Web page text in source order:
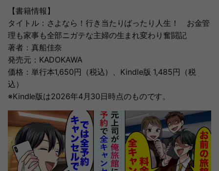
【書籍情報】
タイトル：さよなら！行き当たりばったり人生！ お金管
理も家事も全部ニガテな主婦の生まれ変わり奮闘記
著者：真船佳奈
発売元：KADOKAWA
価格：単行本1,650円（税込）、Kindle版 1,485円（税
込）
※Kindle版は2026年4月30日時点のものです。